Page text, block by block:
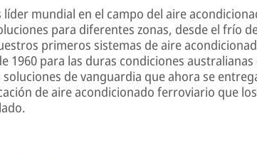
líder mundial en el campo del aire
para diferentes zonas, desde el frío
primeros sistemas de aire
1960 para las duras condiciones
de vanguardia que ahora se
de aire acondicionado ferroviario que